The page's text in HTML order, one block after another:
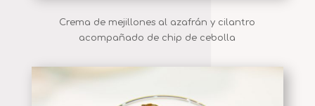
Crema de mejillones al azafrán y cilantro
acompañado de chip de cebolla